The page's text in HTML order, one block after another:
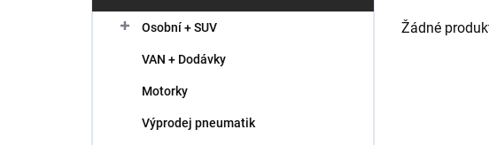
s
kategorie
Osobní + SUV
VAN + Dodávky
Motorky
Výprodej pneumatik
Žádné